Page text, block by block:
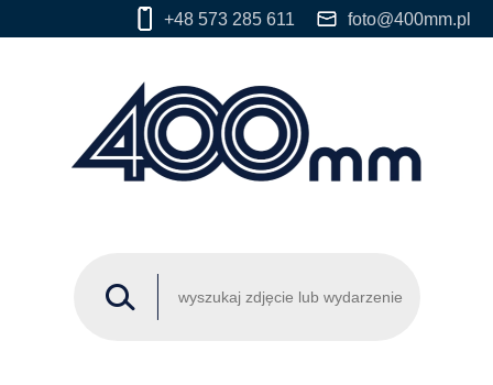
+48 573 285 611 foto@400mm.pl